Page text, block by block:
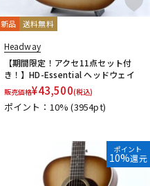
新品 送料無料
Headway
【期間限定！アクセ11点セット付
き！】HD-Essential ヘッドウェイ
販売価格¥43,500(税込)
ポイント：10%(3954pt)
ポイント
10%還元